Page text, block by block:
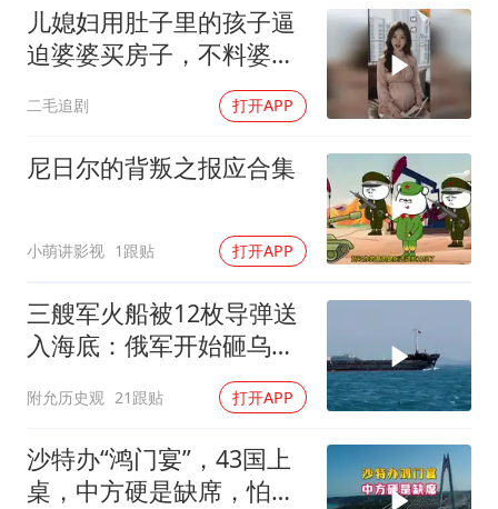
习近平心系体育强国建设
儿媳妇用肚子里的孩子逼
迫婆婆买房子，不料婆婆
二毛追剧 打开APP
尼日尔的背叛之报应合集
小萌讲影视 1跟贴 打开APP
三艘军火船被12枚导弹送
入海底：俄军开始砸乌克
附允历史观 21跟贴 打开APP
沙特办“鸿门宴”，43国上
桌，中方硬是缺席，怕得